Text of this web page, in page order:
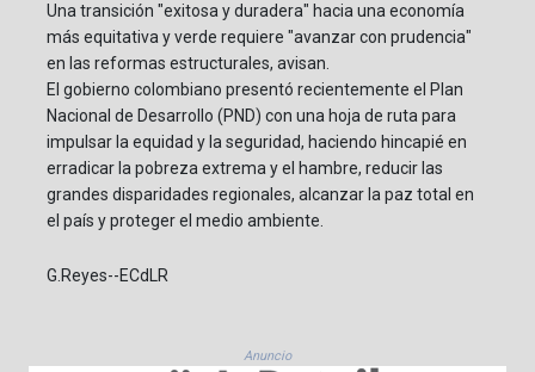
Una transición "exitosa y duradera" hacia una economía
más equitativa y verde requiere "avanzar con prudencia"
en las reformas estructurales, avisan.
El gobierno colombiano presentó recientemente el Plan
Nacional de Desarrollo (PND) con una hoja de ruta para
impulsar la equidad y la seguridad, haciendo hincapié en
erradicar la pobreza extrema y el hambre, reducir las
grandes disparidades regionales, alcanzar la paz total en
el país y proteger el medio ambiente.
G.Reyes--ECdLR
Anuncio